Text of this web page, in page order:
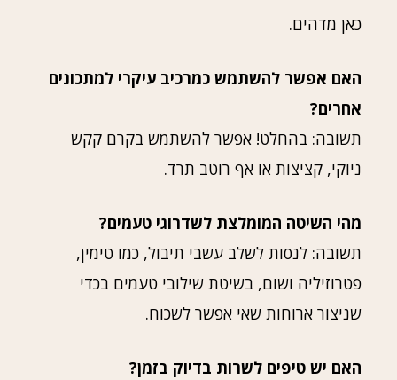
כאן מדהים.
האם אפשר להשתמש כמרכיב עיקרי למתכונים
אחרים?
תשובה: בהחלט! אפשר להשתמש בקרם קקש
ניוקי, קציצות או אף רוטב תרד.
מהי השיטה המומלצת לשדרוגי טעמים?
תשובה: לנסות לשלב עשבי תיבול, כמו טימין,
פטרוזיליה ושום, בשיטת שילובי טעמים בכדי
שניצור ארוחות שאי אפשר לשכוח.
האם יש טיפים לשרות בדיוק בזמן?